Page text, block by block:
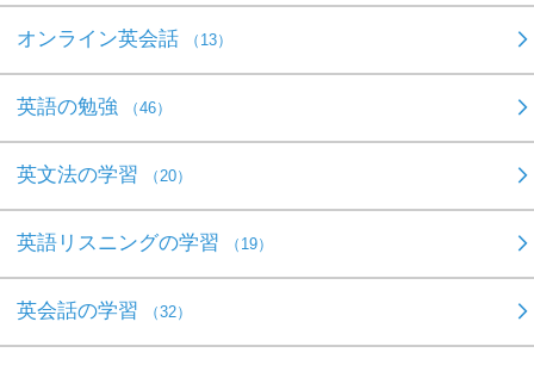
オンライン英会話 （13）
英語の勉強 （46）
英文法の学習 （20）
英語リスニングの学習 （19）
英会話の学習 （32）